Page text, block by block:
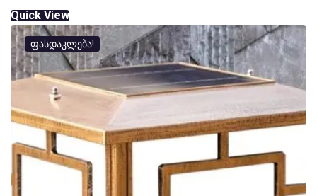
was:
₾70.00.₾57.60.
Quick View
ფასდაკლება!